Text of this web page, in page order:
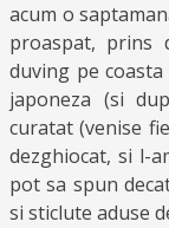
acum o
proaspat, prins
duving pe coasta
japoneza (si
curatat (venise
dezghiocat, si l-
pot sa spun
si sticlute aduse